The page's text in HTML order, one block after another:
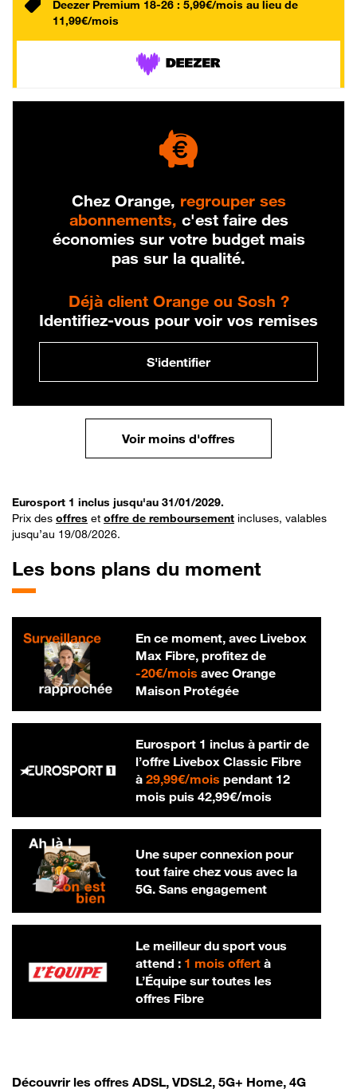
Deezer Premium 18-26 : 5,99€/mois au lieu de
11,99€/mois
Chez Orange, regrouper ses
abonnements, c'est faire des
économies sur votre budget mais
pas sur la qualité.
Déjà client Orange ou Sosh ?
Identifiez-vous pour voir vos remises
S'identifier
Voir moins d'offres
Eurosport 1 inclus jusqu'au 31/01/2029.
Prix des offres et offre de remboursement incluses, valables
jusqu’au 19/08/2026.
Les bons plans du moment
En ce moment, avec Livebox
Max Fibre, profitez de
-20€/mois20 € par mois
avec Orange
Maison Protégée
Eurosport 1 inclus à partir de
l’offre Livebox Classic Fibre
à 29,99€/mois29,99 € par mois
pendant 12
mois puis 42,99€/mois42,99 € par
Une super connexion pour
tout faire chez vous avec la
5G. Sans engagement
Le meilleur du sport vous
attend : 1 mois offertà
L’Équipe sur toutes les
offres Fibre
Découvrir les offres ADSL, VDSL2, 5G+ Home, 4G